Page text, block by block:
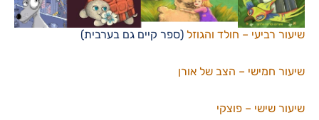
שיעור רביעי – חולד והגוזל (ספר קיים גם בערבית)
שיעור חמישי – הצב של אורן
שיעור שישי – פוצקי